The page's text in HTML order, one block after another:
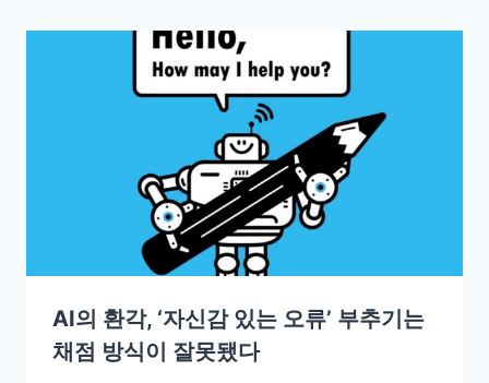
AI의 환각, ‘자신감 있는 오류’ 부추기는
채점 방식이 잘못됐다